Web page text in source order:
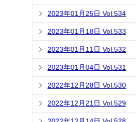
2023年01月25日 Vol.534
2023年01月18日 Vol.533
2023年01月11日 Vol.532
2023年01月04日 Vol.531
2022年12月28日 Vol.530
2022年12月21日 Vol.529